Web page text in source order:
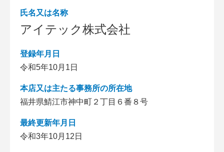
氏名又は名称
アイテック株式会社
登録年月日
令和5年10月1日
本店又は主たる事務所の所在地
福井県鯖江市神中町２丁目６番８号
最終更新年月日
令和3年10月12日